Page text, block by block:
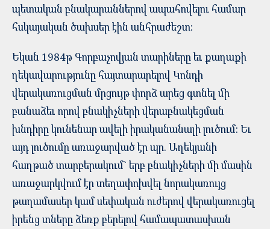
պետական բնակարաններով ապահովելու համար
հսկայական ծախսեր էին անհրաժեշտ:
Եկան 1984թ Գորբաչովյան տարիները եւ քաղաքի
ղեկավարությունը հայտարարելով Կոնդի
վերակառուցման մրցույթ փորձ արեց գտնել մի
բանաձեւ որով բնակիչների վերաբնակեցման
խնդիրը կունենար ավելի իրականանալի լուծում: Եւ
այդ լուծումը առաջարված էր պր. Աղեկյանի
հաղթած տարբերակում` երբ բնակիչների մի մասին
առաջարկվում էր տեղափոխվել նորակառույց
թաղամասեր կամ սեփական ուժերով վերակառուցել
իրենց տները ձեռք բերելով համապատասխան